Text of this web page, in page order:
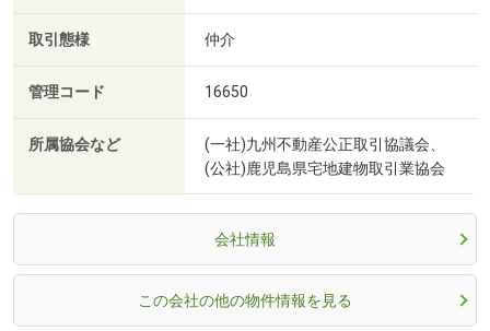
取引態様 仲介
管理コード 16650
所属協会など
(一社)九州不動産公正取引協議会、
(公社)鹿児島県宅地建物取引業協会
会社情報
この会社の他の物件情報を見る